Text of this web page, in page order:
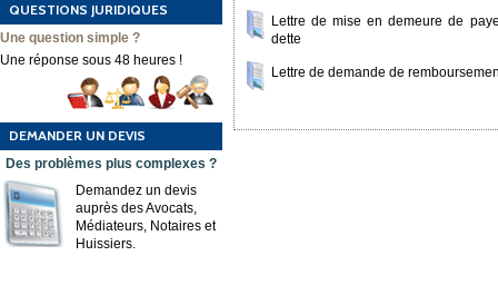
QUESTIONS JURIDIQUES
Une question simple ?
Une réponse sous 48 heures !
DEMANDER UN DEVIS
Des problèmes plus complexes ?
Demandez un devis
auprès des Avocats,
Médiateurs, Notaires et
Huissiers.
Lettre de mise en demeure de
dette
Lettre de demande de